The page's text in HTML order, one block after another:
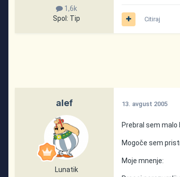
1,6k
Spol: Tip Citiraj
alef
Lunatik
13. avgust 2005
Prebral sem
Mogoče sem
Moje mnenje: